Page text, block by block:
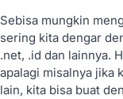
Sebisa mungkin
sering kita dengar
.net, .id dan lainnya.
apalagi misalnya jika
lain, kita bisa buat